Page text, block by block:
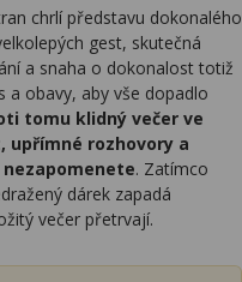
chrlí představu dokonalého
gest, skutečná
a snaha o dokonalost totiž
a obavy, aby vše dopadlo
tomu klidný večer ve
rozhovory a
. Zatímco
dárek zapadá
večer přetrvají.